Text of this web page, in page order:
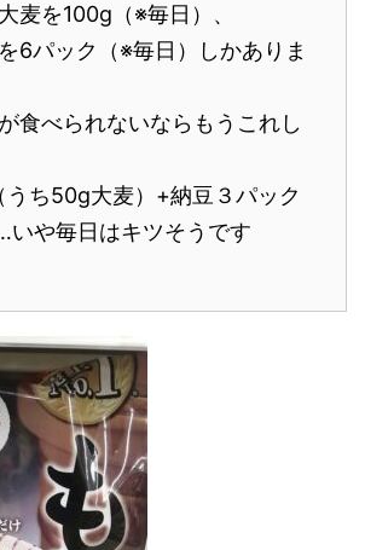
麦を100g（※毎日）、
6パック（※毎日）しかありま
食べられないならもうこれし
うち50g大麦）+納豆３パック
や毎日はキツそうです